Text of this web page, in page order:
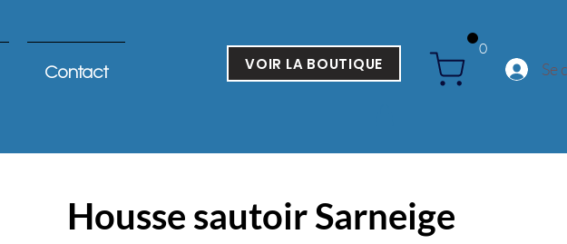
Contact VOIR LA BOUTIQUE
0
Se
Housse sautoir Sarneige